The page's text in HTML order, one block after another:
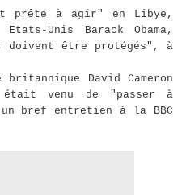
prête à agir" en Libye,
Unis Barack Obama,
doivent être protégés", à
David Cameron
venu de "passer à
bref entretien à la BBC